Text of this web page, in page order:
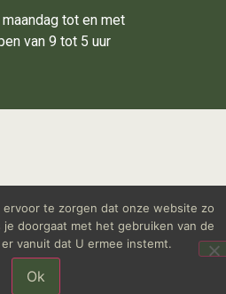
tot en met
van 9 tot 5 uur
ervoor te zorgen dat onze website zo
je doorgaat met het gebruiken van de
vanuit dat U ermee instemt.
Ok